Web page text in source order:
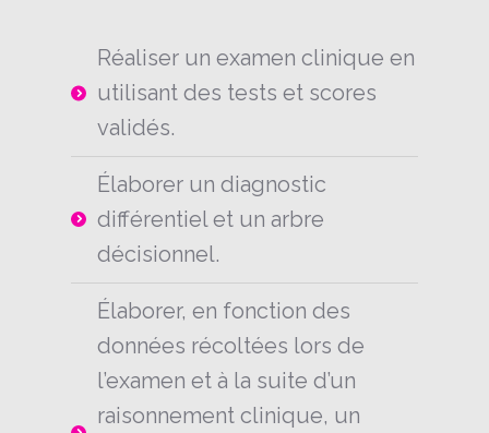
Réaliser un examen clinique en
utilisant des tests et scores
validés.
Élaborer un diagnostic
différentiel et un arbre
décisionnel.
Élaborer, en fonction des
données récoltées lors de
l’examen et à la suite d’un
raisonnement clinique, un